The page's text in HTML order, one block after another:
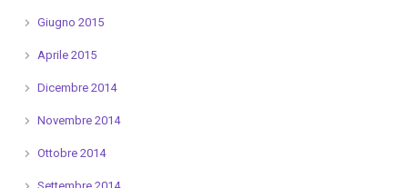
Giugno 2015
Aprile 2015
Dicembre 2014
Novembre 2014
Ottobre 2014